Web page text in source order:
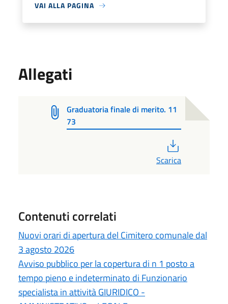
VAI ALLA PAGINA
Allegati
Graduatoria finale di merito. 11
73
Scarica
Contenuti correlati
Nuovi orari di apertura del Cimitero comunale dal
3 agosto 2026
Avviso pubblico per la copertura di n 1 posto a
tempo pieno e indeterminato di Funzionario
specialista in attività GIURIDICO -